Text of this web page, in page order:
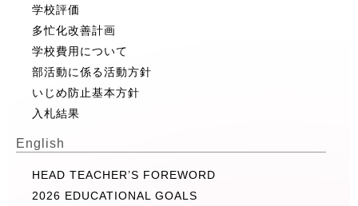
学校評価
多忙化改善計画
学校費用について
部活動に係る活動方針
いじめ防止基本方針
入札結果
English
HEAD TEACHER’S FOREWORD
2026 EDUCATIONAL GOALS